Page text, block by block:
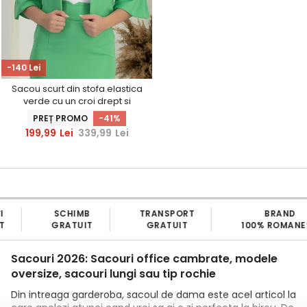
-140 Lei
Sacou scurt din stofa elastica
verde cu un croi drept si
maneci clopot - StarShinerS
PREȚ PROMO -41%
199,99 Lei 339,99 Lei
SCHIMB
GRATUIT
TRANSPORT
GRATUIT
BRAND
100%
Sacouri 2026: Sacouri office cambrate, modele
oversize, sacouri lungi sau tip rochie
Din intreaga garderoba, sacoul de dama este acel articol la